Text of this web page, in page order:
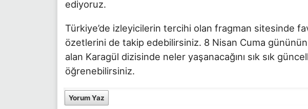
ediyoruz.
Türkiye’de izleyicilerin tercihi olan fragman sitesinde
özetlerini de takip edebilirsiniz. 8 Nisan Cuma gününün
alan Karagül dizisinde neler yaşanacağını sık sık
öğrenebilirsiniz.
Yorum Yaz